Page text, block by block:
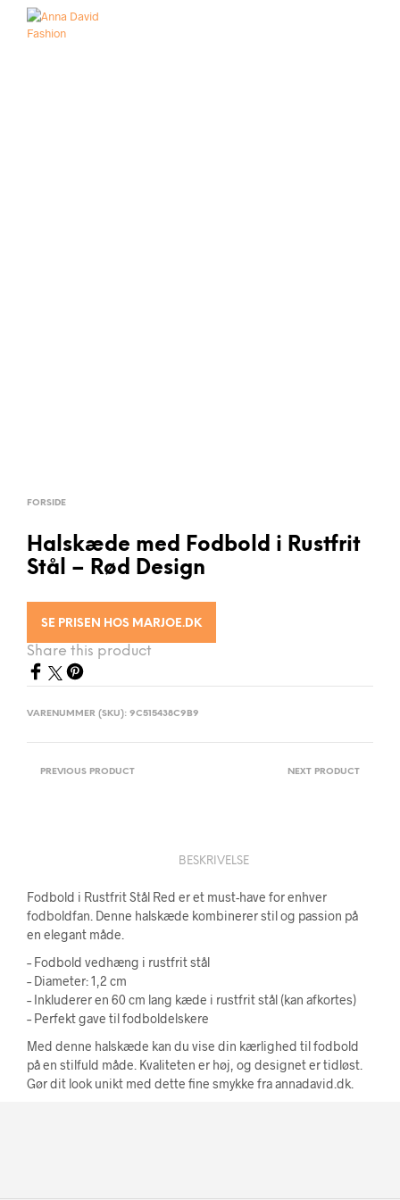
FORSIDE
Halskæde med Fodbold i Rustfrit
Stål – Rød Design
SE PRISEN HOS MARJOE.DK
Share this product
VARENUMMER (SKU): 9C515438C9B9
PREVIOUS PRODUCT NEXT PRODUCT
BESKRIVELSE
Fodbold i Rustfrit Stål Red er et must-have for enhver
fodboldfan. Denne halskæde kombinerer stil og passion på
en elegant måde.
– Fodbold vedhæng i rustfrit stål
– Diameter: 1,2 cm
– Inkluderer en 60 cm lang kæde i rustfrit stål (kan afkortes)
– Perfekt gave til fodboldelskere
Med denne halskæde kan du vise din kærlighed til fodbold
på en stilfuld måde. Kvaliteten er høj, og designet er tidløst.
Gør dit look unikt med dette fine smykke fra annadavid.dk.